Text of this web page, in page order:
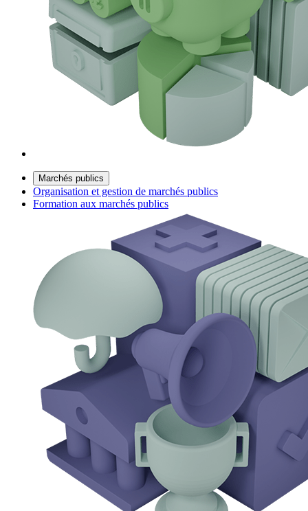
Marchés publics
Organisation et gestion de marchés publics
Formation aux marchés publics